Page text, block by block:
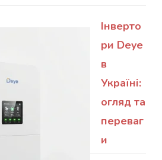
Інверто
ри Deye
в
Україні:
огляд та
переваг
и